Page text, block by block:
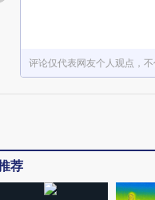
评论仅代表网友个人观点，
荐